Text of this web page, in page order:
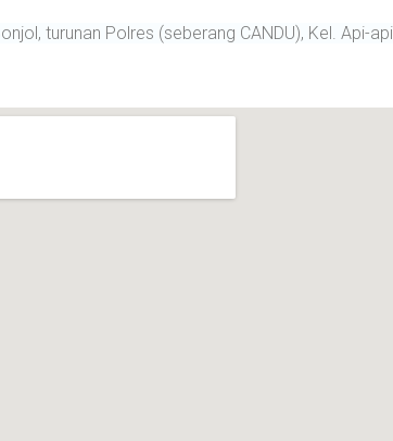
turunan Polres (seberang CANDU), Kel. Api-